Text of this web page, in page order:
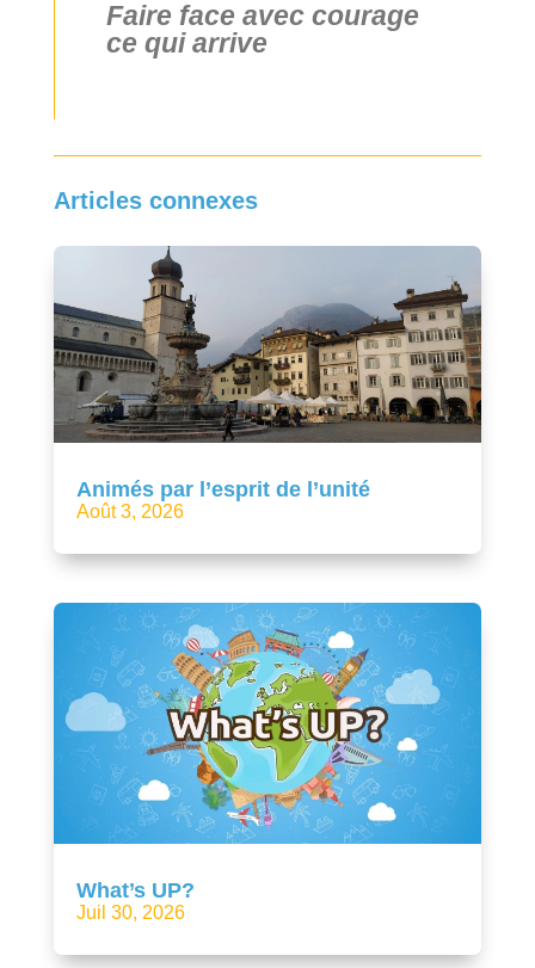
Faire face avec courage
ce qui arrive
Articles connexes
Animés par l’esprit de l’unité
Août 3, 2026
What’s UP?
Juil 30, 2026